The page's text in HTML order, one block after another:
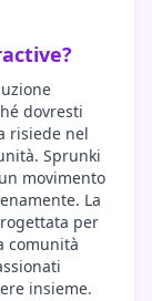
dovresti
risiede nel
Sprunki
movimento
La
per
comunità
insieme.